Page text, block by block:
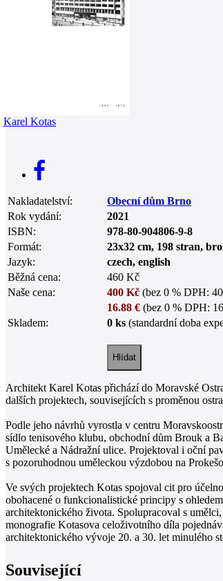
Karel Kotas
Nakladatelství:
Obecní dům Brno
Rok vydání:
2021
ISBN:
978-80-904806-9-8
Formát:
23x32 cm, 198 stran,
Jazyk:
czech, english
Běžná cena:
460 Kč
Naše cena:
400 Kč (bez 0 % DPH:
16.88 € (bez 0 % DPH:
Skladem:
0 ks (standardní doba
Architekt Karel Kotas přichází do Moravské
dalších projektech, souvisejících s proměnou
Podle jeho návrhů vyrostla v centru
sídlo tenisového klubu, obchodní dům Brouk a
Umělecké a Nádražní ulice. Projektoval i oční
s pozoruhodnou uměleckou výzdobou na
Ve svých projektech Kotas spojoval cit pro
obohacené o funkcionalistické principy s
architektonického života. Spolupracoval s
monografie Kotasova celoživotního díla
architektonického vývoje 20. a 30. let minulého
Související